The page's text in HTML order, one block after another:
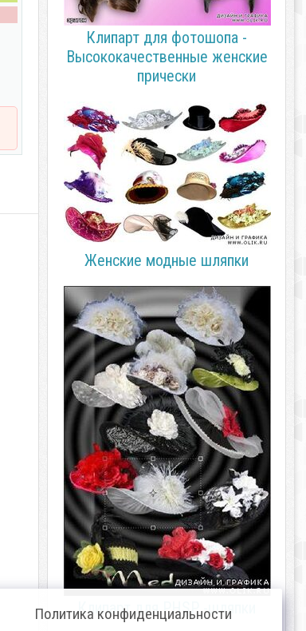
Клипарт для фотошопа -
Высококачественные женские
прически
Женские модные шляпки
Клипарт для PHSP -шляпки
Политика конфиденциальности